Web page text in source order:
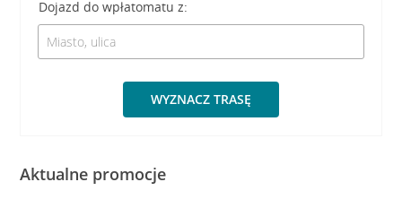
Dojazd do wpłatomatu z:
WYZNACZ TRASĘ
Aktualne promocje